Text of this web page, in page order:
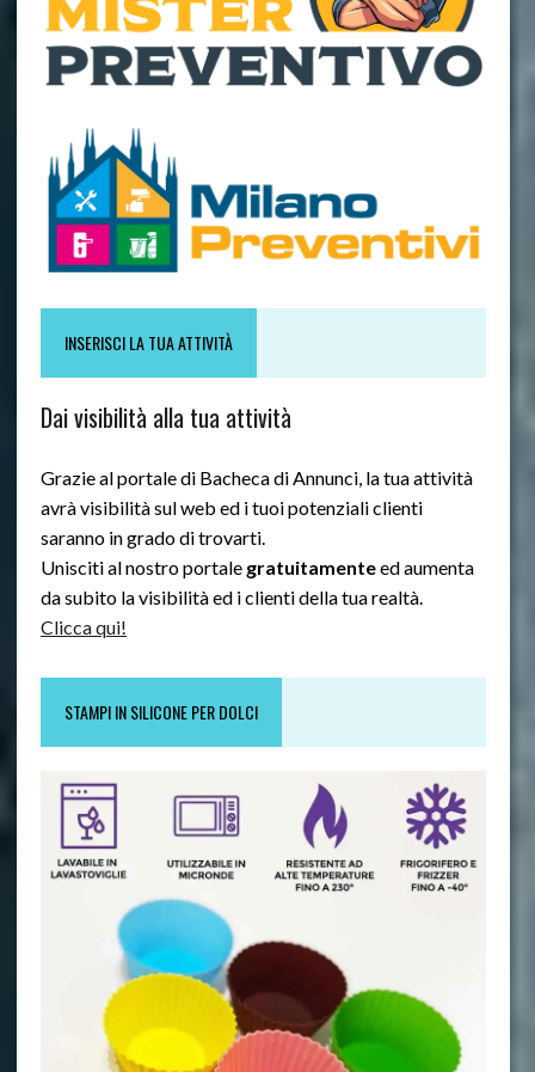
INSERISCI LA TUA ATTIVITÀ
Dai visibilità alla tua attività
Grazie al portale di Bacheca di Annunci, la tua attività
avrà visibilità sul web ed i tuoi potenziali clienti
saranno in grado di trovarti.
Unisciti al nostro portale gratuitamenteed aumenta
da subito la visibilità ed i clienti della tua realtà.
Clicca qui!
STAMPI IN SILICONE PER DOLCI